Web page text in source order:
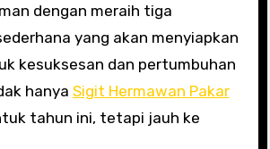
dengan meraih tiga
yang akan menyiapkan
kesuksesan dan pertumbuhan
hanya Sigit Hermawan Pakar
tahun ini, tetapi jauh ke